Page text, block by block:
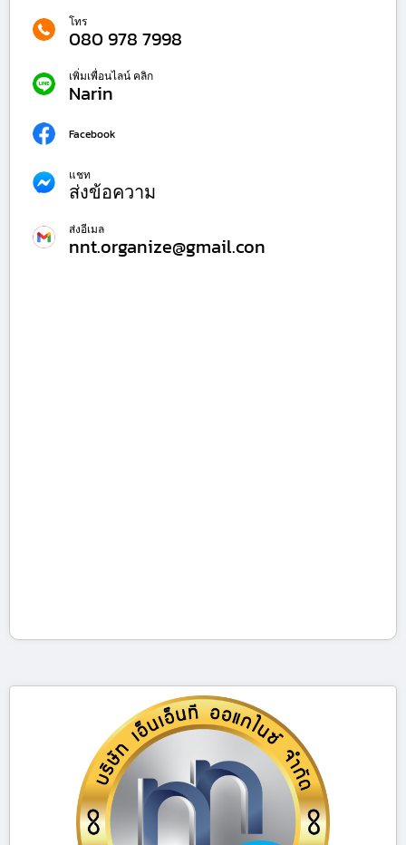
โทร
080 978 7998
เพิ่มเพื่อนไลน์ คลิก
Narin
Facebook
แชท
ส่งข้อความ
ส่งอีเมล
nnt.organize@gmail.con